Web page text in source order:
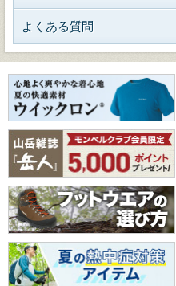
よくある質問